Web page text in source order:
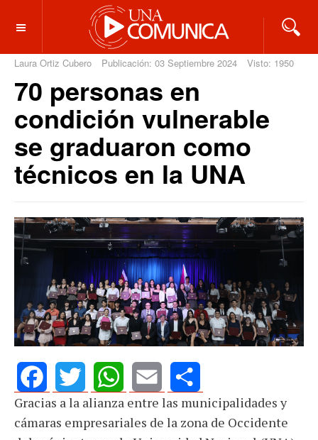
OFF CANVAS
Laura Ortiz Cubero Publicación: 03 Septiembre 2024 Visto: 1950
70 personas en
condición vulnerable
se graduaron como
técnicos en la UNA
FacebookTwitterWhatsApp
Email Share
Gracias a la alianza entre las municipalidades y
cámaras empresariales de la zona de Occidente